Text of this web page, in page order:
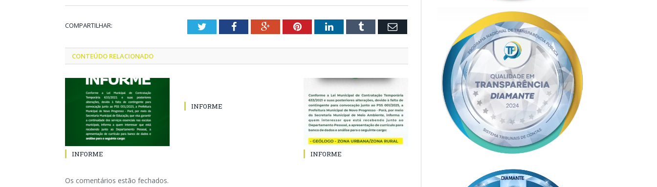
COMPARTILHAR: TwitterFacebookGoogle+PinterestLinkedInTumblr Email
CONTEÚDO RELACIONADO
INFORME
INFORME
INFORME
Os comentários estão fechados.